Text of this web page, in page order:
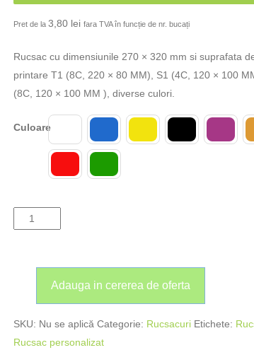
Pret de la3,80 lei fara TVA în funcție de nr. bucați
Rucsac cu dimensiunile 270 × 320 mm si suprafata
printare T1 (8C, 220 × 80 MM), S1 (4C, 120 × 100
(8C, 120 × 100 MM ), diverse culori.
Culoare
Adauga in cererea de oferta
SKU: Nu se aplică Categorie: Rucsacuri Etichete:
Rucsac personalizat